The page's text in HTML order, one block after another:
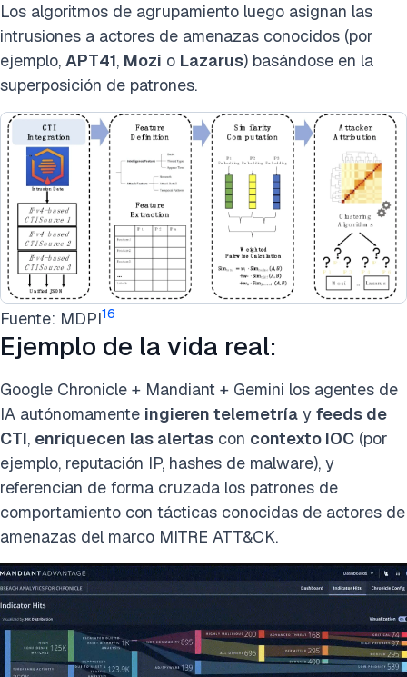
Los algoritmos de agrupamiento luego asignan las
intrusiones a actores de amenazas conocidos (por
ejemplo, APT41, Mozi o Lazarus) basándose en la
superposición de patrones.
Fuente: MDPI16
Ejemplo de la vida real:
Google Chronicle + Mandiant + Gemini los agentes de
IA autónomamente ingieren telemetría y feeds de
CTI, enriquecen las alertas con contexto IOC (por
ejemplo, reputación IP, hashes de malware), y
referencian de forma cruzada los patrones de
comportamiento con tácticas conocidas de actores de
amenazas del marco MITRE ATT&CK.